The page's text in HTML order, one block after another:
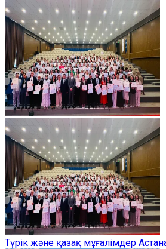
Түрік және қазақ мұғалімдер